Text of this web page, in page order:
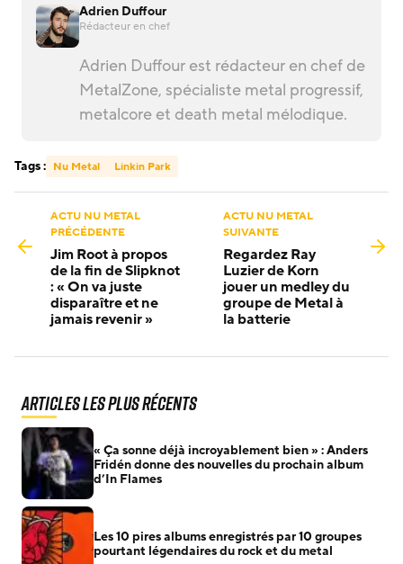
Adrien Duffour
Rédacteur en chef
Adrien Duffour est rédacteur en chef de
MetalZone, spécialiste metal progressif,
metalcore et death metal mélodique.
Tags : Nu Metal Linkin Park
ACTU NU METAL
PRÉCÉDENTE
Jim Root à propos
de la fin de Slipknot
: « On va juste
disparaître et ne
jamais revenir »
ACTU NU METAL
SUIVANTE
Regardez Ray
Luzier de Korn
jouer un medley du
groupe de Metal à
la batterie
Articles les plus récents
« Ça sonne déjà incroyablement bien » : Anders
Fridén donne des nouvelles du prochain album
d’In Flames
Les 10 pires albums enregistrés par 10 groupes
pourtant légendaires du rock et du metal